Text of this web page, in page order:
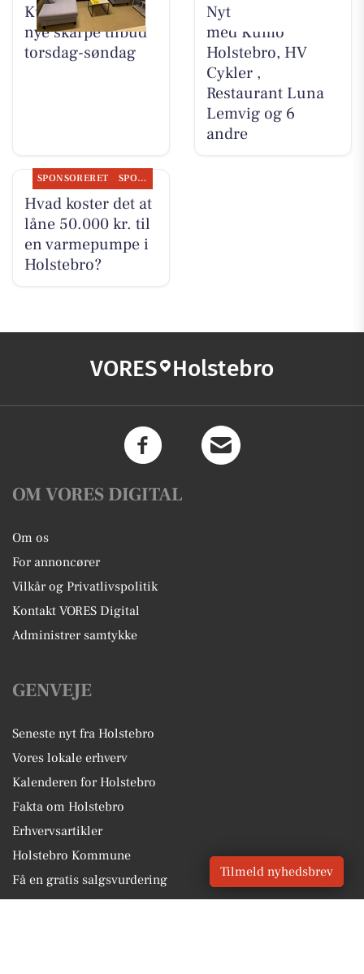
Kumo Outlet har
nye skarpe tilbud
torsdag-søndag
Nyt fra Møblér
med Kumo
Holstebro, HV
Cykler ,
Restaurant Luna
Lemvig og 6
andre
SPONSORERET SPONSORERET INDHOLD
Hvad koster det at
låne 50.000 kr. til
en varmepumpe i
Holstebro?
VORES Holstebro
OM VORES DIGITAL
Om os
For annoncører
Vilkår og Privatlivspolitik
Kontakt VORES Digital
Administrer samtykke
GENVEJE
Seneste nyt fra Holstebro
Vores lokale erhverv
Kalenderen for Holstebro
Fakta om Holstebro
Erhvervsartikler
Holstebro Kommune
Få en gratis salgsvurdering
Sponsoreret indhold
Tilmeld nyhedsbrev